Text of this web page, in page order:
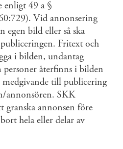
enligt 49 a §
Vid annonsering
egen bild eller så ska
Fritext och
i bilden, undantag
återfinns i bilden
medgivande till publicering
annonsören. SKK
granska annonsen före
hela eller delar av